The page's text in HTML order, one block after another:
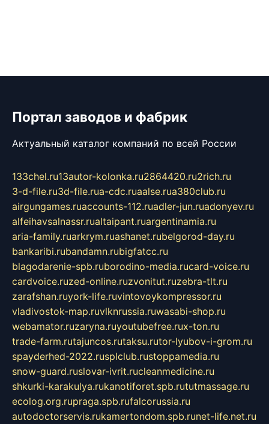
Портал заводов и фабрик
Актуальный каталог компаний по всей России
133chel.ru13autor-kolonka.ru2864420.ru2rich.ru
3-d-file.ru3d-file.rua-cdc.ruaalse.rua380club.ru
airgungames.ruaccounts-112.ruadler-jun.ruadonyev.ru
alfeihavsalnassr.rualtaipant.ruargentinamia.ru
aria-family.ruarkrym.ruashanet.rubelgorod-day.ru
bankaribi.rubandamn.rubigfatcc.ru
blagodarenie-spb.ruborodino-media.rucard-voice.ru
cardvoice.ruzed-online.ruzvonitut.ruzebra-tlt.ru
zarafshan.ruyork-life.ruvintovoykompressor.ru
vladivostok-map.ruvlknrussia.ruwasabi-shop.ru
webamator.ruzaryna.ruyoutubefree.rux-ton.ru
trade-farm.rutajuncos.rutaksu.rutor-lyubov-i-grom.ru
spayderhed-2022.rusplclub.rustoppamedia.ru
snow-guard.ruslovar-ivrit.rucleanmedicine.ru
shkurki-karakulya.rukanotiforet.spb.rututmassage.ru
ecolog.org.rupraga.spb.rufalcorussia.ru
autodoctorservis.rukamertondom.spb.runet-life.net.ru